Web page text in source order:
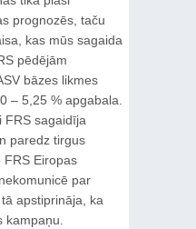
prognozēs, taču
kas mūs sagaida
pēdējām
bāzes likmes
– 5,25 % apgabala.
FRS sagaidīja
paredz tirgus
FRS Eiropas
par
apstiprināja, ka
kampaņu.